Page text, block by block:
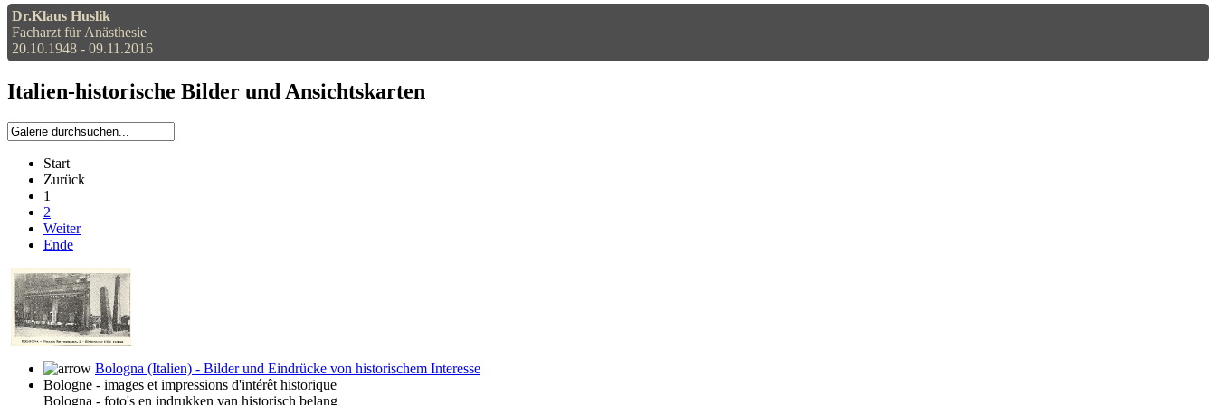
Dr.Klaus Huslik
Facharzt für Anästhesie
20.10.1948 - 09.11.2016
Italien-historische Bilder und Ansichtskarten
Start
Zurück
1
2
Weiter
Ende
Bologna (Italien) - Bilder und Eindrücke von historischem Interesse
Bologne - images et impressions d'intérêt historique
Bologna - foto's en indrukken van historisch belang